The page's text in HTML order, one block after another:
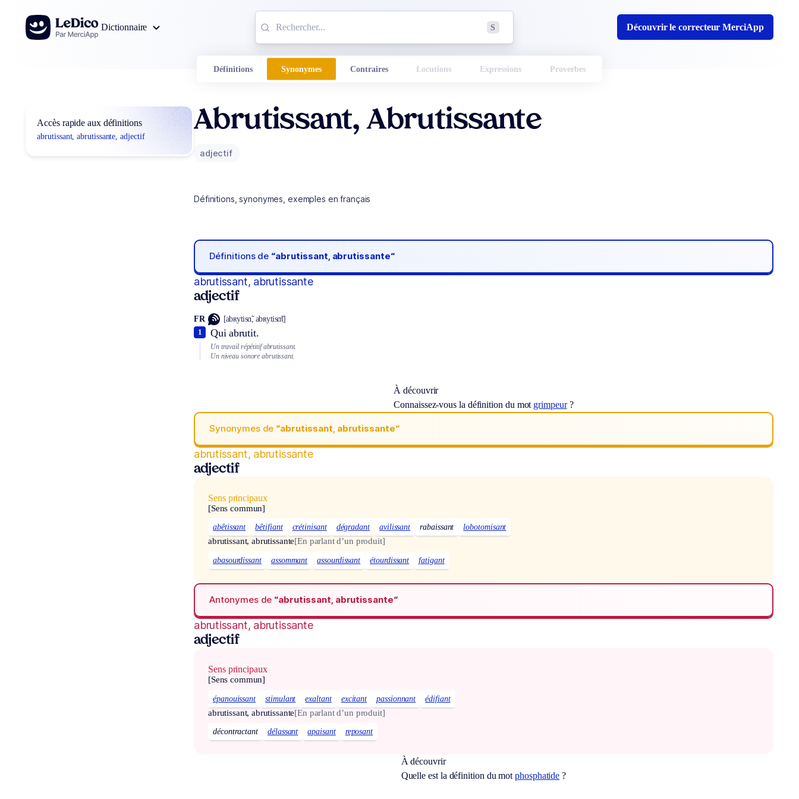
Aller au contenu
Dictionnaire
S Découvrir le correcteur MerciApp
Définitions Synonymes Contraires Locutions Expressions Proverbes
Accès rapide aux définitions
abrutissant, abrutissante, adjectif
Abrutissant, Abrutissante
adjectif
Définitions, synonymes, exemples en français
Définitions de “abrutissant, abrutissante“
abrutissant, abrutissante
adjectif
FR [abʀytisɑ̃, abʀytisɑ̃t]
Qui abrutit.
1
Un travail répétitif abrutissant.
Un niveau sonore abrutissant.
À découvrir
Connaissez-vous la définition du mot grimpeur?
Synonymes de “abrutissant, abrutissante“
abrutissant, abrutissante
adjectif
Sens principaux
[Sens commun]
abêtissant bêtifiant crétinisant dégradant avilissant rabaissant lobotomisant
abrutissant, abrutissante[En parlant d’un produit]
abasourdissant assommant assourdissant étourdissant fatigant
Antonymes de “abrutissant, abrutissante“
abrutissant, abrutissante
adjectif
Sens principaux
[Sens commun]
épanouissant stimulant exaltant excitant passionnant édifiant
abrutissant, abrutissante[En parlant d’un produit]
décontractant délassant apaisant reposant
À découvrir
Quelle est la définition du motphosphatide ?